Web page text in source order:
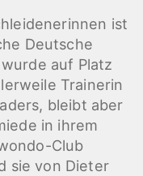
ist
Deutsche
auf Platz
Trainerin
bleibt aber
in ihrem
Club
sie von Dieter